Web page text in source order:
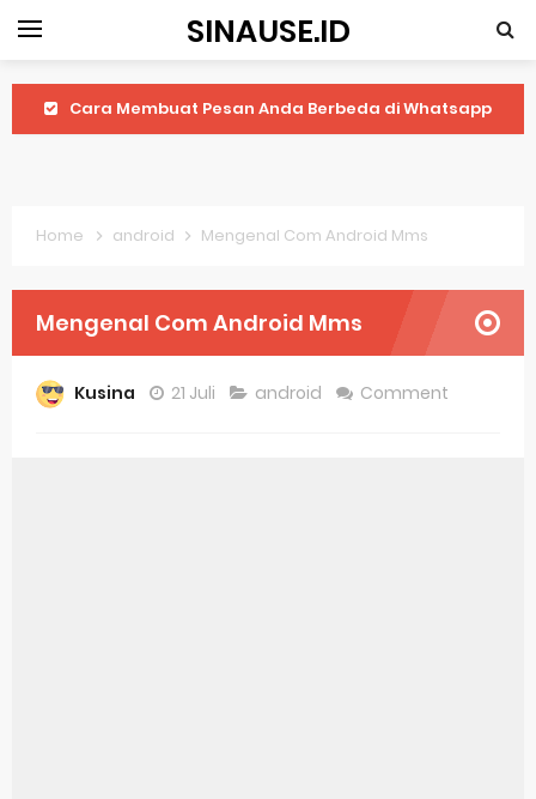
SINAUSE.ID
Cara Membuat Pesan Anda Berbeda di Whatsapp
Harga Laptop Acer Windows 10
Keytweak Windows 10
Home android Mengenal Com Android Mms
Mengenal Com Android Mms
Kusina 21 Juli android Comment